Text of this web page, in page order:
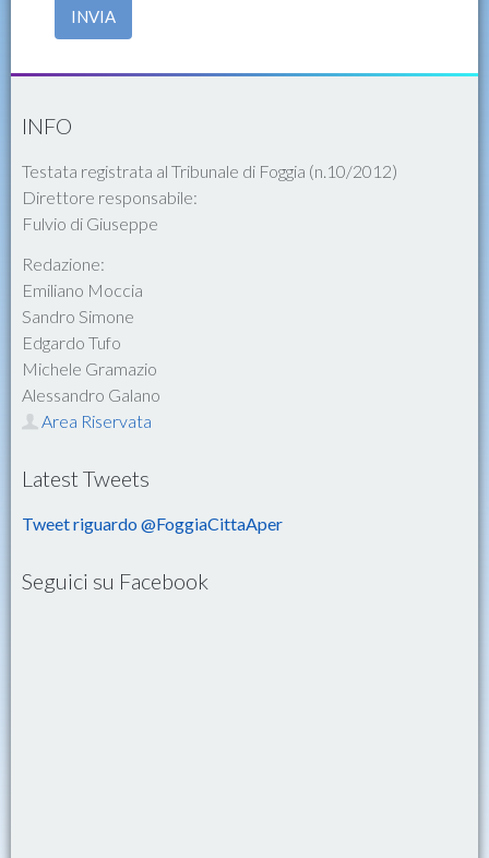
INVIA
INFO
Testata registrata al Tribunale di Foggia (n.10/2012)
Direttore responsabile:
Fulvio di Giuseppe
Redazione:
Emiliano Moccia
Sandro Simone
Edgardo Tufo
Michele Gramazio
Alessandro Galano
Area Riservata
Latest Tweets
Tweet riguardo @FoggiaCittaAper
Seguici su Facebook